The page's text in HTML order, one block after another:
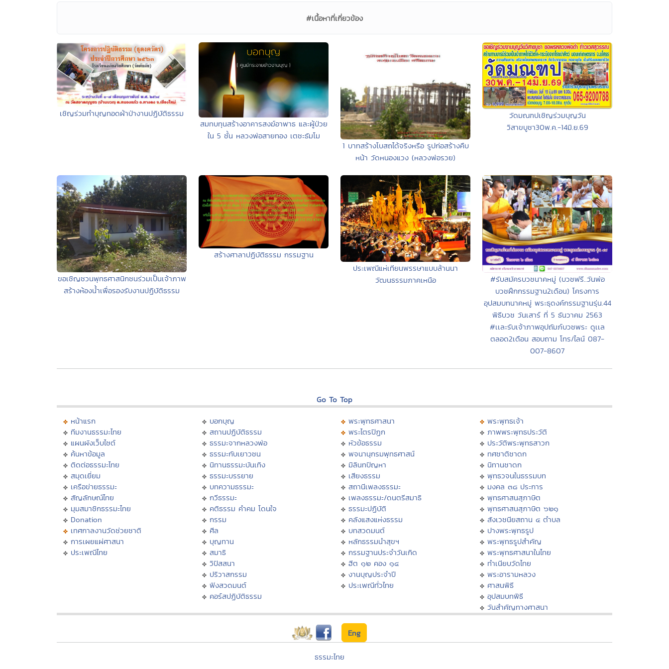
#เนื้อหาที่เกี่ยวข้อง
เชิญร่วมทำบุญทอดผ้าป่างานปฏิบัติธรรม
สมทบทุนสร้างอาคารสงฆ์อาพาธ และผู้ป่วย
ใน 5 ชั้น หลวงพ่อสายทอง เตชะธัมโม
1 บาทสร้างโบสถได้จริงหรือ รูปก่อสร้างคืบ
หน้า วัดหนองแวง (หลวงพ่อรวย)
วัดมณฑปเชิญร่วมบุญวัน
วิสาขบูชา30พ.ค.-14มิ.ย.69
ขอเชิญชวนพุทธศาสนิกชนร่วมเป็นเจ้าภาพ
สร้างห้องน้ำเพื่อรองรับงานปฏิบัติธรรม
สร้างศาลาปฏิบัติธรรม กรรมฐาน
ประเพณีแห่เทียนพรรษาแบบล้านนา
วัฒนธรรมภาคเหนือ
#รับสมัครบวชนาคหมู่ (บวชฟรี..วันพ่อ
บวชฝึกกรรมฐาน2เดือน) โครงการ
อุปสมบทนาคหมู่ พระธุดงค์กรรมฐานรุ่น.44
พิธีบวช วันเสาร์ ที่ 5 ธันวาคม 2563
#เเละรับเจ้าภาพอุปถัมภ์บวชพระ ดูเเล
ตลอด2เดือน สอบถาม โทร/ไลน์ 087-
007-8607
Go To Top
หน้าแรก
ทีมงานธรรมะไทย
แผนผังเว็บไซต์
ค้นหาข้อมูล
ติดต่อธรรมะไทย
สมุดเยี่ยม
เครือข่ายธรรมะ
สัญลักษณ์ไทย
มุมสมาชิกธรรมะไทย
Donation
เทศกาลงานวัดช่วยชาติ
การเผยแผ่ศาสนา
ประเพณีไทย
บอกบุญ
สถานปฏิบัติธรรม
ธรรมะจากหลวงพ่อ
ธรรมะกับเยาวชน
นิทานธรรมะบันเทิง
ธรรมะบรรยาย
บทความธรรมะ
กวีธรรมะ
คติธรรม คำคม โดนใจ
กรรม
ศีล
บุญทาน
สมาธิ
วิปัสสนา
ปริวาสกรรม
ฟังสวดมนต์
คอร์สปฏิบัติธรรม
พระพุทธศาสนา
พระไตรปิฏก
หัวข้อธรรม
พจนานุกรมพุทธศาสน์
มิลินทปัญหา
เสียงธรรม
สถานีเพลงธรรมะ
เพลงธรรมะ/ดนตรีสมาธิ
ธรรมะปฏิบัติ
คลังแสงแห่งธรรม
บทสวดมนต์
หลักธรรมนำสุขฯ
กรรมฐานประจำวันเกิด
ฮีต ๑๒ คอง ๑๔
งานบุญประจำปี
ประเพณีทั่วไทย
พระพุทธเจ้า
ภาพพระพุทธประวัติ
ประวัติพระพุทธสาวก
ทศชาติชาดก
นิทานชาดก
พุทธวจนในธรรมบท
มงคล ๓๘ ประการ
พุทธศาสนสุภาษิต
พุทธศาสนสุภาษิต ๖๒๑
สังเวชนียสถาน ๔ ตำบล
ปางพระพุทธรูป
พระพุทธรูปสำคัญ
พระพุทธศาสนาในไทย
ทำเนียบวัดไทย
พระอารามหลวง
ศาสนพิธี
อุปสมบทพิธี
วันสำคัญทางศาสนา
Eng
ธรรมะไทย